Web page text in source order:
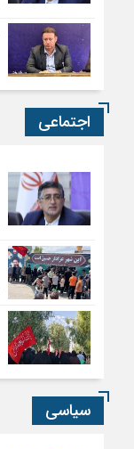
اجتماعی
سیاسی